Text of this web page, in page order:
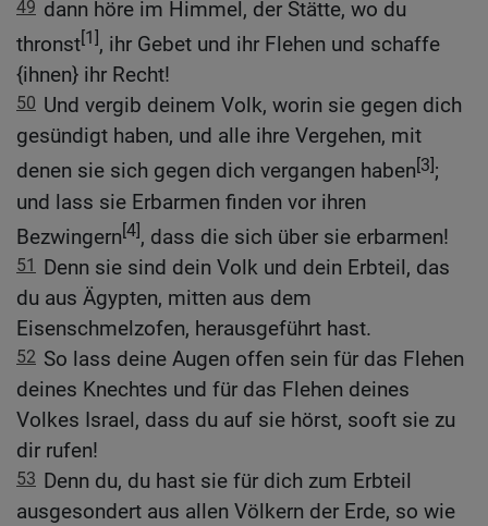
49 dann höre im Himmel, der Stätte, wo du
thronst[1], ihr Gebet und ihr Flehen und schaffe
{ihnen} ihr Recht!
50 Und vergib deinem Volk, worin sie gegen dich
gesündigt haben, und alle ihre Vergehen, mit
denen sie sich gegen dich vergangen haben[3];
und lass sie Erbarmen finden vor ihren
Bezwingern[4], dass die sich über sie erbarmen!
51
Denn sie sind dein Volk und dein Erbteil, das
du aus Ägypten, mitten aus dem
Eisenschmelzofen, herausgeführt hast.
52 So lass deine Augen offen sein für das Flehen
deines Knechtes und für das Flehen deines
Volkes Israel, dass du auf sie hörst, sooft sie zu
dir rufen!
53 Denn du, du hast sie für dich zum Erbteil
ausgesondert aus allen Völkern der Erde, so wie